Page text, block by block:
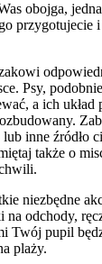
obojga,
przygotujecie
Psy,
a ich układ
inne źródło
także o
niezbędne
na odchody,
Twój pupil
plaży.